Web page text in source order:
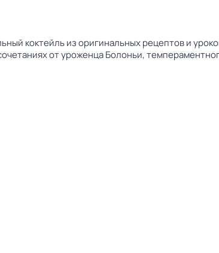
коктейль из оригинальных рецептов и
от уроженца Болоньи,